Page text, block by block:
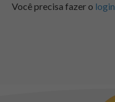
Você precisa fazer o login